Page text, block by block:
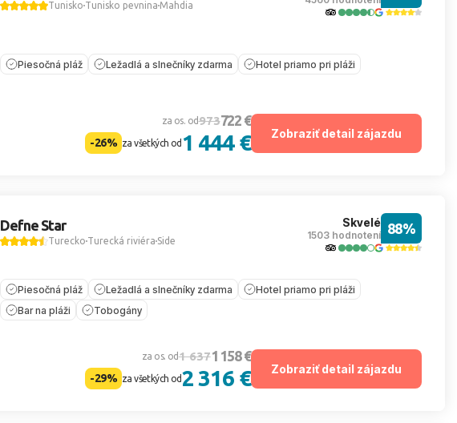
TuniskoTunisko pevninaMahdia
Piesočná pláž Ležadlá a slnečníky zdarma Hotel priamo pri pláži
za os. od973722 €
-26% za všetkých od 1 444 € Zobraziť detail zájazdu
Defne Star
TureckoTurecká riviéraSide
Skvelé
1503 hodnotení 88%
Piesočná pláž Ležadlá a slnečníky zdarma
Hotel priamo pri pláži
Bar na pláži
Tobogány
za os. od1 6371 158 €
-29% za všetkých od2 316 € Zobraziť detail zájazdu